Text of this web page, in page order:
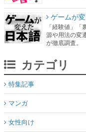
ゲームが
「経験値」
源や用法の変
が徹底調査。
カテゴリ
特集記事
マンガ
女性向け